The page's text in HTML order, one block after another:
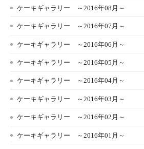
ケーキギャラリー ～2016年08月～
ケーキギャラリー ～2016年07月～
ケーキギャラリー ～2016年06月～
ケーキギャラリー ～2016年05月～
ケーキギャラリー ～2016年04月～
ケーキギャラリー ～2016年03月～
ケーキギャラリー ～2016年02月～
ケーキギャラリー ～2016年01月～